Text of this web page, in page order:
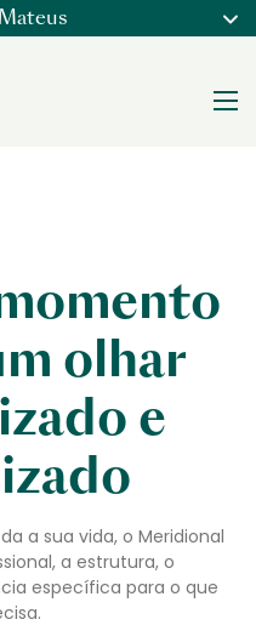
olhar
e
a sua vida, o Meridional
a estrutura, o
específica para o que